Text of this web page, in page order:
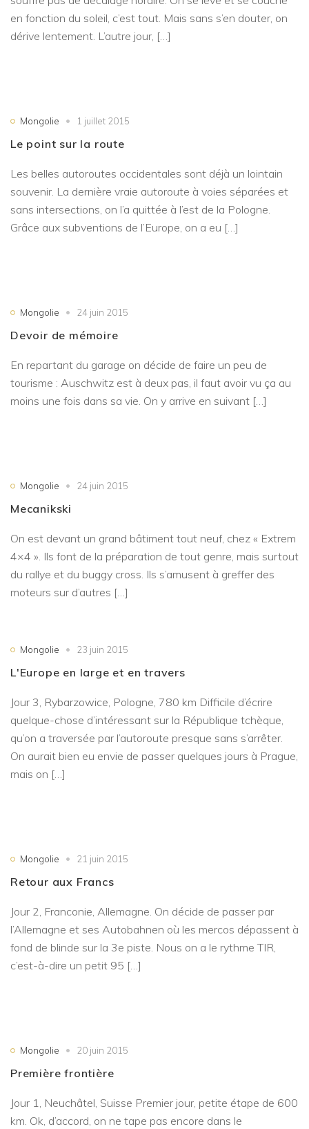
en fonction du soleil, c’est tout. Mais sans s’en douter, on
dérive lentement. L’autre jour, […]
Mongolie 1 juillet 2015
Le point sur la route
Les belles autoroutes occidentales sont déjà un lointain
souvenir. La dernière vraie autoroute à voies séparées et
sans intersections, on l’a quittée à l’est de la Pologne.
Grâce aux subventions de l’Europe, on a eu […]
Mongolie 24 juin 2015
Devoir de mémoire
En repartant du garage on décide de faire un peu de
tourisme : Auschwitz est à deux pas, il faut avoir vu ça au
moins une fois dans sa vie. On y arrive en suivant […]
Mongolie 24 juin 2015
Mecanikski
On est devant un grand bâtiment tout neuf, chez « Extrem
4×4 ». Ils font de la préparation de tout genre, mais surtout
du rallye et du buggy cross. Ils s’amusent à greffer des
moteurs sur d’autres […]
Mongolie 23 juin 2015
L'Europe en large et en travers
Jour 3, Rybarzowice, Pologne, 780 km Difficile d’écrire
quelque-chose d’intéressant sur la République tchèque,
qu’on a traversée par l’autoroute presque sans s’arrêter.
On aurait bien eu envie de passer quelques jours à Prague,
mais on […]
Mongolie 21 juin 2015
Retour aux Francs
Jour 2, Franconie, Allemagne. On décide de passer par
l’Allemagne et ses Autobahnen où les mercos dépassent à
fond de blinde sur la 3e piste. Nous on a le rythme TIR,
c’est-à-dire un petit 95 […]
Mongolie 20 juin 2015
Première frontière
Jour 1, Neuchâtel, Suisse Premier jour, petite étape de 600
km. Ok, d’accord, on ne tape pas encore dans le